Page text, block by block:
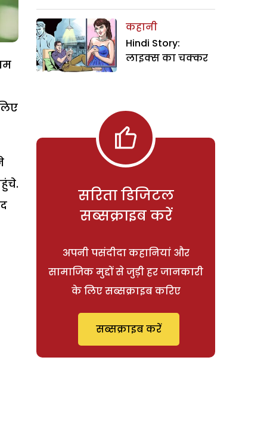
कहानी
Hindi Story:
लाइक्स का चक्कर
सरिता डिजिटल
सब्सक्राइब करें
अपनी पसंदीदा कहानियां और
सामाजिक मुद्दों से जुड़ी हर जानकारी
के लिए सब्सक्राइब करिए
सब्सक्राइब करें